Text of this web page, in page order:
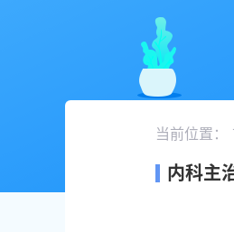
当前位置：
内科主